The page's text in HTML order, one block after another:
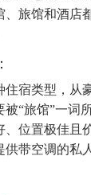
旅馆和酒店
宿类型，从
“旅馆”一词
、位置极佳且
供带空调的私